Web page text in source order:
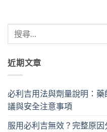
近期文章
必利吉用法與劑量說明：
議與安全注意事項
服用必利吉無效？完整原